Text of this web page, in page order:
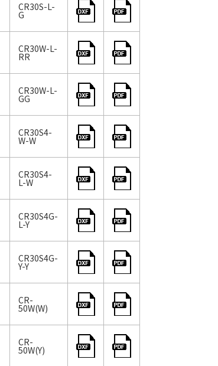
CR30S-L-
G
CR30W-L-
RR
CR30W-L-
GG
CR30S4-
W-W
CR30S4-
L-W
CR30S4G-
L-Y
CR30S4G-
Y-Y
CR-
50W(W)
CR-
50W(Y)